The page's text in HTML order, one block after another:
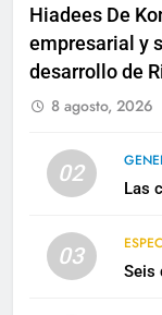
Hiadees De
empresarial y
desarrollo de
8 agosto, 2026
02
Las
03
Seis